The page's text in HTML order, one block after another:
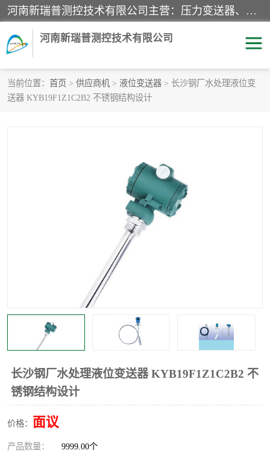
河南新瑞普测控技术有限公司主营：压力变送器、液位变送器、差压变送器、雷达料位计、电容物位计、温度显示控制仪表、电量变送器、流量计、工业自动化系统成套设备。
河南新瑞普测控技术有限公司
当前位置： 首页 > 供应商机 > 液位变送器 > 长沙钢厂水处理液位变
送器 KYB19F1Z1C2B2 不锈钢结构设计
长沙钢厂水处理液位变送器 KYB19F1Z1C2B2 不
锈钢结构设计
价格： 面议
产品数量： 9999.00个
霍尼韦尔压力变送器 CS系列变送器
雷达料位计
罐旁显示仪
温度传感器变送器
温度显示控制仪表